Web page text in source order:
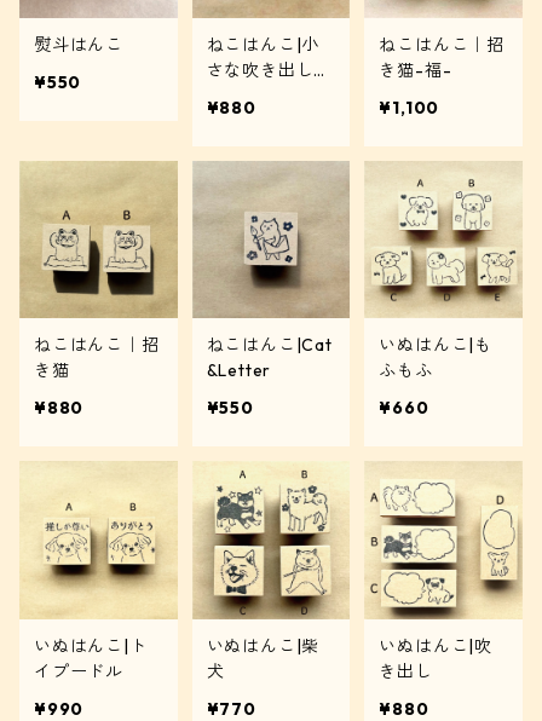
熨斗はんこ
¥550
ねこはんこ|小
さな吹き出し付
¥880
ねこはんこ｜招
き猫-福-
¥1,100
ねこはんこ｜招
き猫
¥880
ねこはんこ|Cat
&Letter
¥550
いぬはんこ|も
ふもふ
¥660
いぬはんこ|ト
イプードル
¥990
いぬはんこ|柴
犬
¥770
いぬはんこ|吹
き出し
¥880